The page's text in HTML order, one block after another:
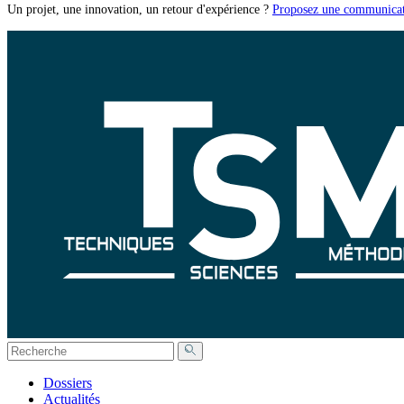
Un projet, une innovation, un retour d'expérience ? Proposez une
Dossiers
Actualités